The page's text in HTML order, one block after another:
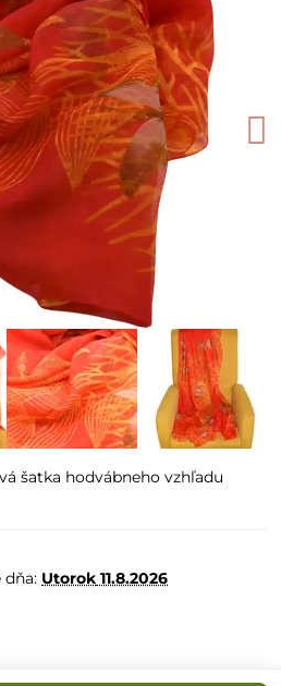
šatka hodvábneho vzhľadu
dňa: Utorok 11.8.2026